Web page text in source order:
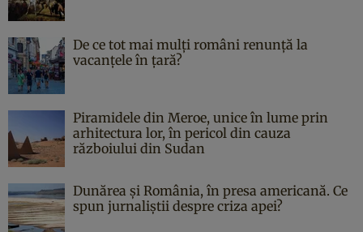
De ce tot mai mulți români renunță la
vacanțele în țară?
Piramidele din Meroe, unice în lume prin
arhitectura lor, în pericol din cauza
războiului din Sudan
Dunărea și România, în presa americană. Ce
spun jurnaliștii despre criza apei?